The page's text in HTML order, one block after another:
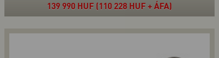
139 990 HUF (110 228 HUF + ÁFA)